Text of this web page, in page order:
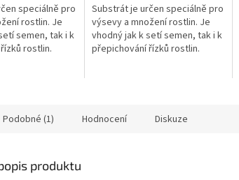
speciálně pro
rostlin. Je
semen, tak i k
rostlin.
Substrát je určen speciálně pro
výsevy a množení rostlin. Je
vhodný jak k setí semen, tak i k
přepichování řízků rostlin.
Podobné (1) Hodnocení Diskuze
produktu